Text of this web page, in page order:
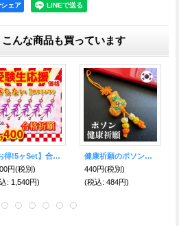
ェア
んな商品も買っています
【お得!5ヶSet】合格祈願！落ちない！唐辛子ストラップ紫
円(税別)
: 1,540円)
健康祈願のポソンストラップ★橙
440円(税別)
(税込: 484円)